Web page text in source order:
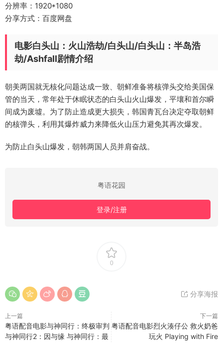
分辨率：1920*1080
分享方式：百度网盘
电影白头山：火山浩劫/白头山/白头山：半岛浩
劫/Ashfall剧情介绍
朝美两国就无核化问题达成一致、朝鲜准备将核弹头交给美国保
管的当天，常年处于休眠状态的白头山火山爆发，平壤和首尔瞬
间成为废墟。为了防止造成更大损失，韩国青瓦台决定夺取朝鲜
的核弹头，利用其爆炸威力来降低火山压力避免其再次爆发。
为防止白头山爆发，朝韩两国人员并肩奋战。
粤语花园
登录/注册
0
分享海报
上一篇
粤语配音电影与神同行：终极审判
与神同行2：因与缘 与神同行：最
下一篇
粤语配音电影烈火湊仔公 救火奶爸
玩火 Playing with Fire